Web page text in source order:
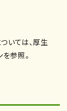
いては、厚生
参照。